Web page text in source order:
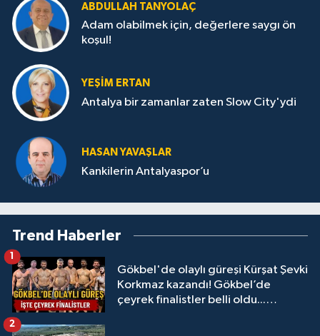
ABDULLAH TANYOLAÇ
Adam olabilmek için, değerlere saygı ön
koşul!
YEŞIM ERTAN
Antalya bir zamanlar zaten Slow City'ydi
HASAN YAVAŞLAR
Kankilerin Antalyaspor’u
Trend Haberler
Gökbel'de olaylı güreşi Kürşat Şevki
Korkmaz kazandı! Gökbel’de
çeyrek finalistler belli oldu...
1
2